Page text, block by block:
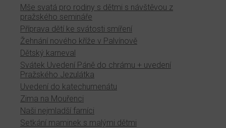
Mše svatá pro rodiny s dětmi s návštěvou z
pražského semináře
Příprava dětí ke svátosti smíření
Žehnání nového kříže v Palvínově
Dětský karneval
Svátek Uvedení Páně do chrámu + uvedení
Pražského Jezulátka
Uvedení do katechumenátu
Zima na Mouřenci
Naši nejmladší farníci
Setkání maminek s malými dětmi